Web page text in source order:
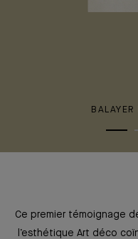
Ce premier témoignage
l’esthétique Art déco